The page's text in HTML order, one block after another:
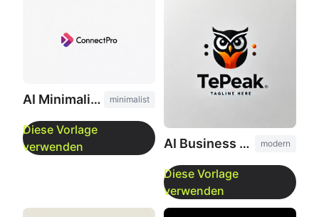
AI Minimalist Logo Design minimalist
AI Business Logo Generator modern